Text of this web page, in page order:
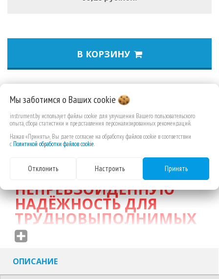
В КОРЗИНУ
ВЫСОКОПРОИЗВОДИТЕ
ЛЬНЫЕ
БИМЕТАЛЛИЧЕСКИЕ
КОРОНКИHOLE
ОБЕСПЕЧИВАЮ
НЕПРЕВЗОЙДЕННУЮ
НАДЁЖНОСТЬ ДЛЯ
ТРУДНОВЫПОЛНИМЫХ
ЗАДАЧ.
ПРИМЕНЕНИЕ
ОПИСАНИЕ
Мы заботимся о Вашихcookie
instrument.by использует файлы cookie для улучшения Вашего пользовательского
опыта, сбора статистики и представления персонализированных рекомендаций.
Нажав «Принять», Вы даете согласие на обработку файлов cookie в соответствии
с Политикой обработки файлов cookie.
Отклонить Настроить Принять